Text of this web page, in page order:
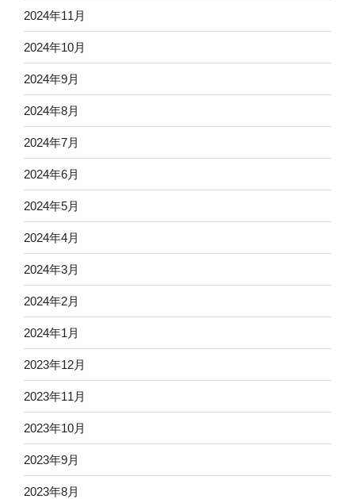
2024年11月
2024年10月
2024年9月
2024年8月
2024年7月
2024年6月
2024年5月
2024年4月
2024年3月
2024年2月
2024年1月
2023年12月
2023年11月
2023年10月
2023年9月
2023年8月